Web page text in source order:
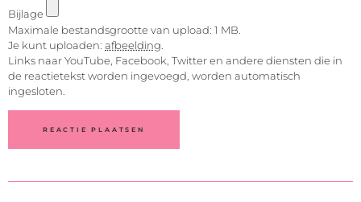
Bijlage
Maximale bestandsgrootte van upload: 1 MB.
Je kunt uploaden: afbeelding
Links naar YouTube, Facebook, Twitter en andere diensten die in
de reactietekst worden ingevoegd, worden automatisch
ingesloten.